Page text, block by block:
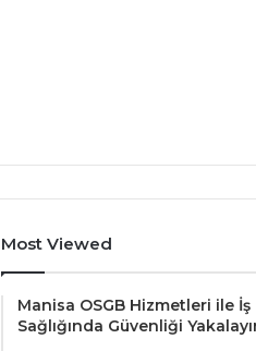
Most Viewed
Manisa OSGB Hizmetleri ile İş
Sağlığında Güvenliği